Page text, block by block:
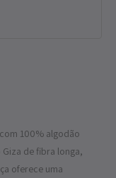
100% algodão
de fibra longa,
oferece uma